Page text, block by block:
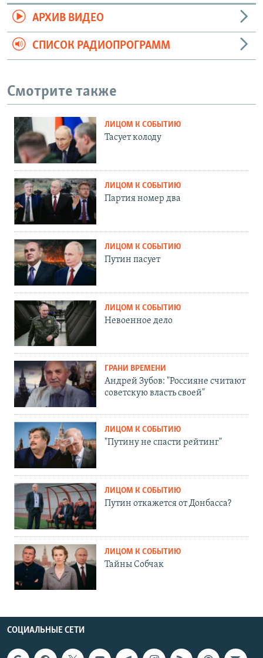
АРХИВ ВИДЕО
СПИСОК РАДИОПРОГРАММ
Смотрите также
ЛИЦОМ К СОБЫТИЮ
Тасует колоду
ЛИЦОМ К СОБЫТИЮ
Партия номер два
ЛИЦОМ К СОБЫТИЮ
Путин пасует
ЛИЦОМ К СОБЫТИЮ
Невоенное дело
ГРАНИ ВРЕМЕНИ
Андрей Зубов: "Россияне считают
советскую власть своей"
ЛИЦОМ К СОБЫТИЮ
"Путину не спасти рейтинг"
ЛИЦОМ К СОБЫТИЮ
Путин откажется от Донбасса?
ЛИЦОМ К СОБЫТИЮ
Тайны Собчак
СОЦИАЛЬНЫЕ СЕТИ